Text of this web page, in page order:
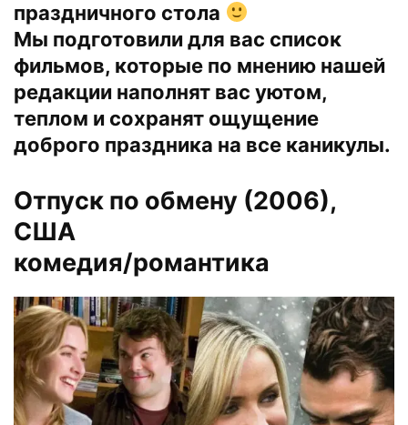
праздничного стола
Мы подготовили для вас список
фильмов, которые по мнению нашей
редакции наполнят вас уютом,
теплом и сохранят ощущение
доброго праздника на все каникулы.
Отпуск по обмену (2006),
США
комедия/романтика